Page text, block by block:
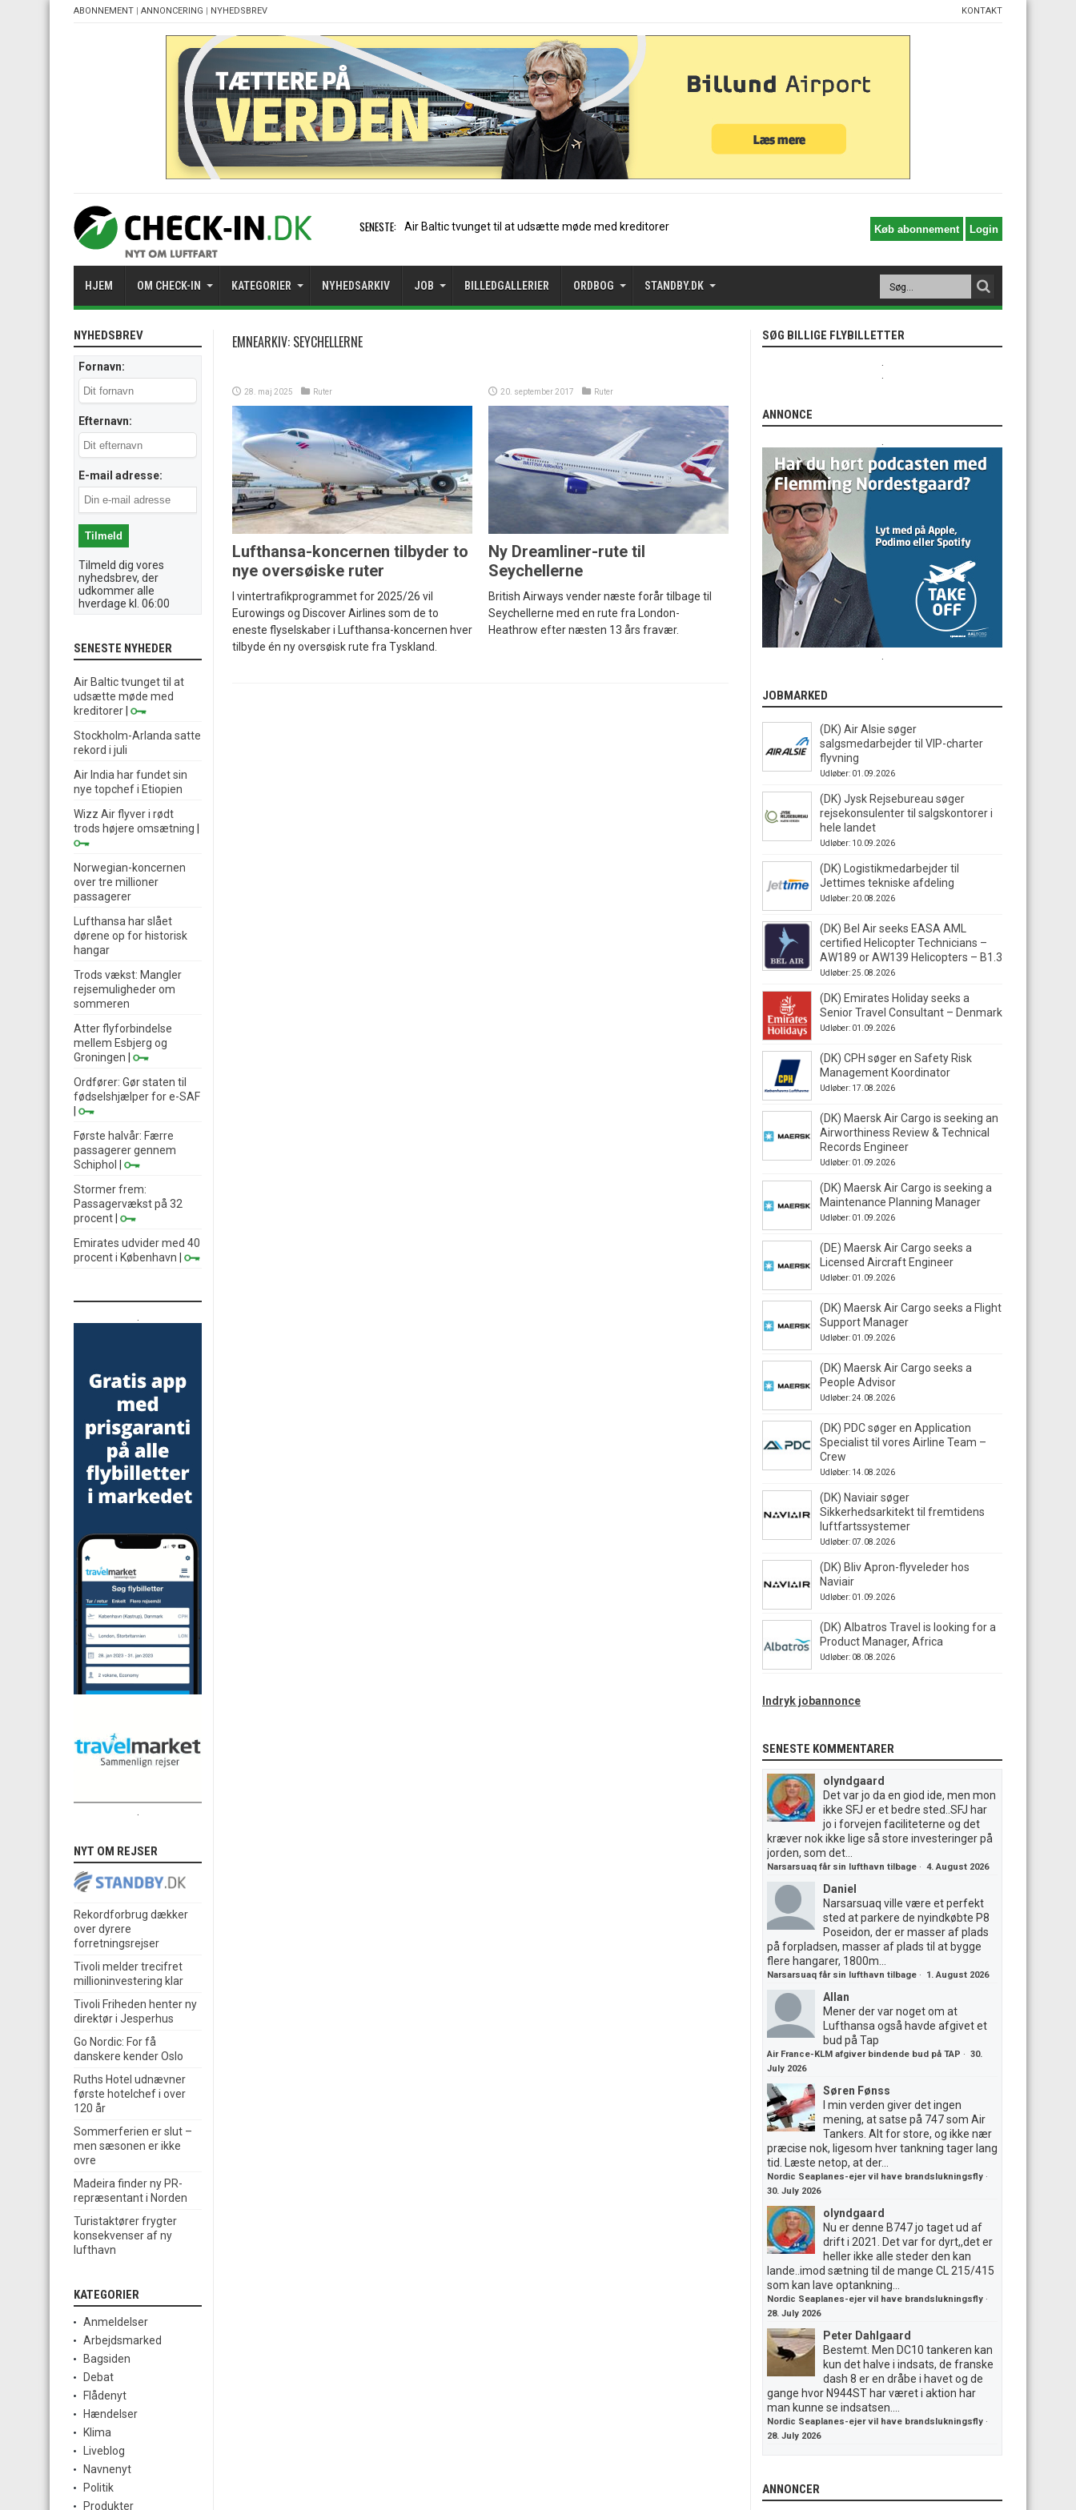
ABONNEMENT | ANNONCERING | NYHEDSBREV KONTAKT
SENESTE: Stockholm-Arlanda satte
HJEM OM CHECK-IN KATEGORIER NYHEDSARKIV JOB BILLEDGALLERIER ORDBOG STANDBY.DK
EMNEARKIV: SEYCHELLERNE
28. maj 2025 Ruter
Lufthansa-koncernen tilbyder to
nye oversøiske ruter
I vintertrafikprogrammet for 2025/26 vil
Eurowings og Discover Airlines som de to
eneste flyselskaber i Lufthansa-koncernen hver
tilbyde én ny oversøisk rute fra Tyskland.
20. september 2017 Ruter
Ny Dreamliner-rute til
Seychellerne
British Airways vender næste forår tilbage til
Seychellerne med en rute fra London-
Heathrow efter næsten 13 års fravær.
NYHEDSBREV
Fornavn:
Efternavn:
E-mail adresse:
Tilmeld dig vores
nyhedsbrev, der
udkommer alle
hverdage kl. 06:00
SENESTE NYHEDER
Air Baltic tvunget til at
udsætte møde med
kreditorer
Stockholm-Arlanda satte
rekord i juli
Air India har fundet sin
nye topchef i Etiopien
Wizz Air flyver i rødt
trods højere omsætning
Norwegian-koncernen
over tre millioner
passagerer
Lufthansa har slået
dørene op for historisk
hangar
Trods vækst: Mangler
rejsemuligheder om
sommeren
Atter flyforbindelse
mellem Esbjerg og
Groningen
Ordfører: Gør staten til
fødselshjælper for e-SAF
Første halvår: Færre
passagerer gennem
Schiphol
Stormer frem:
Passagervækst på 32
procent
Emirates udvider med 40
procent i København
NYT OM REJSER
Rekordforbrug dækker
over dyrere
forretningsrejser
Tivoli melder trecifret
millioninvestering klar
Tivoli Friheden henter ny
direktør i Jesperhus
Go Nordic: For få
danskere kender Oslo
Ruths Hotel udnævner
første hotelchef i over
120 år
Sommerferien er slut –
men sæsonen er ikke
ovre
Madeira finder ny PR-
repræsentant i Norden
Turistaktører frygter
konsekvenser af ny
lufthavn
KATEGORIER
Anmeldelser
Arbejdsmarked
Bagsiden
Debat
Flådenyt
Hændelser
Klima
Liveblog
Navnenyt
Politik
Produkter
SØG BILLIGE FLYBILLETTER
ANNONCE
JOBMARKED
(DK) Air Alsie søger
salgsmedarbejder til VIP-charter
flyvning
Udløber: 01.09.2026
(DK) Jysk Rejsebureau søger
rejsekonsulenter til salgskontorer i
hele landet
Udløber: 10.09.2026
(DK) Logistikmedarbejder til
Jettimes tekniske afdeling
Udløber: 20.08.2026
(DK) Bel Air seeks EASA AML
certified Helicopter Technicians –
AW189 or AW139 Helicopters – B1.3
Udløber: 25.08.2026
(DK) Emirates Holiday seeks a
Senior Travel Consultant – Denmark
Udløber: 01.09.2026
(DK) CPH søger en Safety Risk
Management Koordinator
Udløber: 17.08.2026
(DK) Maersk Air Cargo is seeking an
Airworthiness Review & Technical
Records Engineer
Udløber: 01.09.2026
(DK) Maersk Air Cargo is seeking a
Maintenance Planning Manager
Udløber: 01.09.2026
(DE) Maersk Air Cargo seeks a
Licensed Aircraft Engineer
Udløber: 01.09.2026
(DK) Maersk Air Cargo seeks a Flight
Support Manager
Udløber: 01.09.2026
(DK) Maersk Air Cargo seeks a
People Advisor
Udløber: 24.08.2026
(DK) PDC søger en Application
Specialist til vores Airline Team –
Crew
Udløber: 14.08.2026
(DK) Naviair søger
Sikkerhedsarkitekt til fremtidens
luftfartssystemer
Udløber: 07.08.2026
(DK) Bliv Apron-flyveleder hos
Naviair
Udløber: 01.09.2026
(DK) Albatros Travel is looking for a
Product Manager, Africa
Udløber: 08.08.2026
Indryk jobannonce
SENESTE KOMMENTARER
olyndgaard
Det var jo da en giod ide, men mon
ikke SFJ er et bedre sted..SFJ har
jo i forvejen faciliteterne og det
kræver nok ikke lige så store investeringer på
jorden, som det...
Narsarsuaq får sin lufthavn tilbage · 4. August 2026
Daniel
Narsarsuaq ville være et perfekt
sted at parkere de nyindkøbte P8
Poseidon, der er masser af plads
på forpladsen, masser af plads til at bygge
flere hangarer, 1800m...
Narsarsuaq får sin lufthavn tilbage · 1. August 2026
Allan
Mener der var noget om at
Lufthansa også havde afgivet et
bud på Tap
Air France-KLM afgiver bindende bud på TAP · 30.
July 2026
Søren Fønss
I min verden giver det ingen
mening, at satse på 747 som Air
Tankers. Alt for store, og ikke nær
præcise nok, ligesom hver tankning tager lang
tid. Læste netop, at der...
Nordic Seaplanes-ejer vil have brandslukningsfly ·
30. July 2026
olyndgaard
Nu er denne B747 jo taget ud af
drift i 2021. Det var for dyrt,,det er
heller ikke alle steder den kan
lande..imod sætning til de mange CL 215/415
som kan lave optankning...
Nordic Seaplanes-ejer vil have brandslukningsfly ·
28. July 2026
Peter Dahlgaard
Bestemt. Men DC10 tankeren kan
kun det halve i indsats, de franske
dash 8 er en dråbe i havet og de
gange hvor N944ST har været i aktion har
man kunne se indsatsen....
Nordic Seaplanes-ejer vil have brandslukningsfly ·
28. July 2026
ANNONCER